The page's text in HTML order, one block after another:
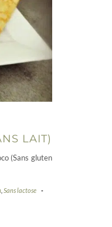
LAIT)
(Sans gluten
Sans lactose -